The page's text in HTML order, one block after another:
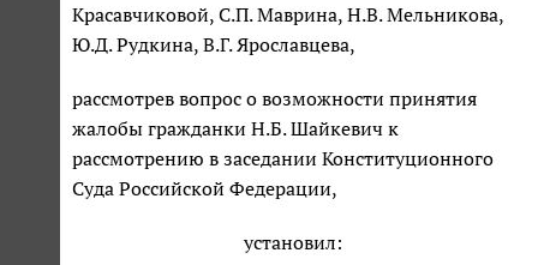
Красавчиковой, С.П. Маврина, Н.В. Мельникова,
Ю.Д. Рудкина, В.Г. Ярославцева,
рассмотрев вопрос о возможности принятия
жалобы гражданки Н.Б. Шайкевич к
рассмотрению в заседании Конституционного
Суда Российской Федерации,
установил: